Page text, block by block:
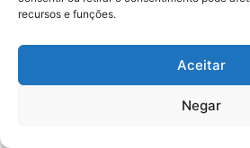
recursos e funções.
Aceitar
Negar
Agenda: 10ª Mostra
da Casa Durval Paiva
nesta quarta-feira (29)